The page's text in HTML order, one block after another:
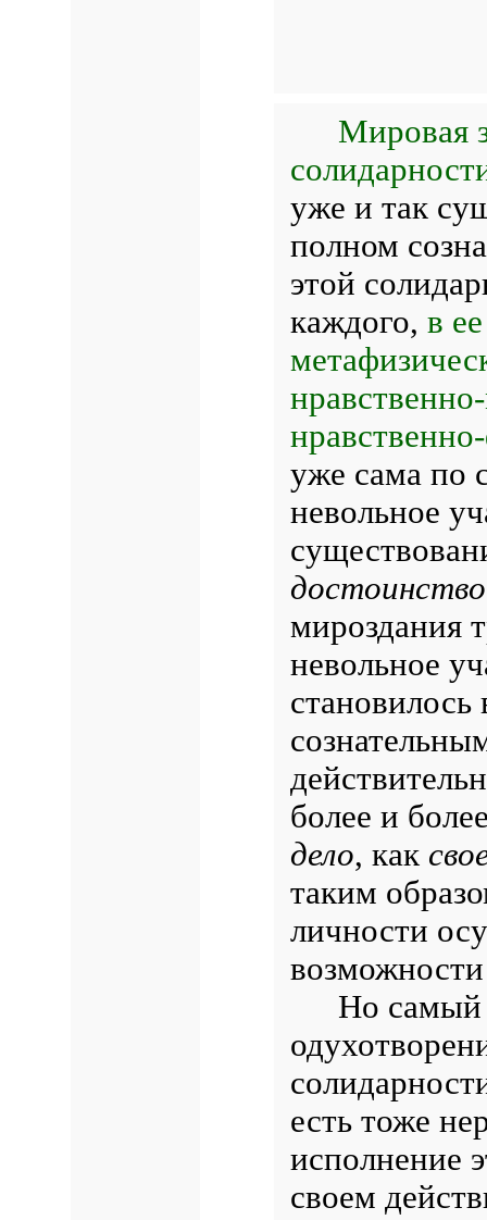
Мировая
уже и так
полном
этой
каждого, в
уже сама по
невольное
достоинство
мироздания
невольное
более и
дело, как
таким
личности
возможности
Но самый
есть тоже
исполнение
своем